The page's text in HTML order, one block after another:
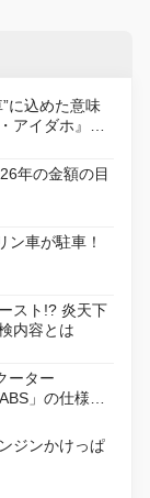
に込めた意味
アイダホ』が
年の金額の目
ン車が駐車！
スト!? 炎天下
内容とは
ーター
」の仕様を
ジンかけっぱ